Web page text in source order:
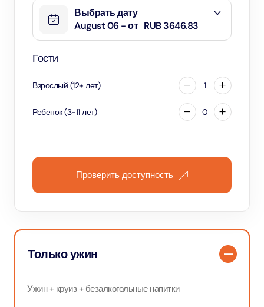
Только ужин
Ужин + круиз + безалкогольные напитки
Выбрать дату
August 06 - от RUB 3646.83
Гости
Взрослый (12+ лет) 1
Ребенок(3-11лет) 0
Проверить доступность